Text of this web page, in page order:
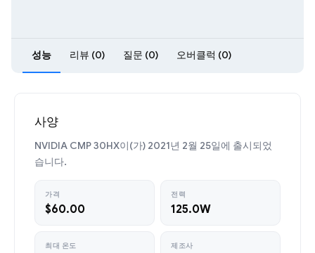
성능 리뷰 (0) 질문 (0) 오버클럭 (0)
사양
NVIDIA CMP 30HX이(가) 2021년 2월 25일에 출시되었
습니다.
가격
$60.00
전력
125.0W
최대 온도 제조사